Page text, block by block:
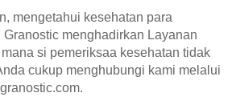
mengetahui kesehatan para
menghadirkan Layanan
si pemeriksaa kesehatan tidak
cukup menghubungi kami melalui